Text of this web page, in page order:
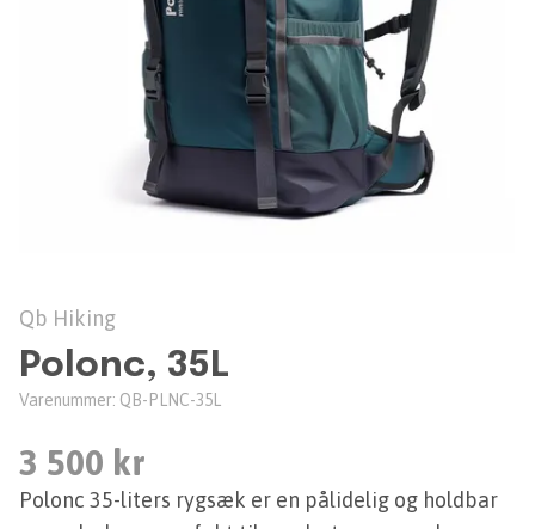
Qb Hiking
Polonc, 35L
Varenummer: QB-PLNC-35L
3 500 kr
Polonc 35-liters rygsæk er en pålidelig og holdbar